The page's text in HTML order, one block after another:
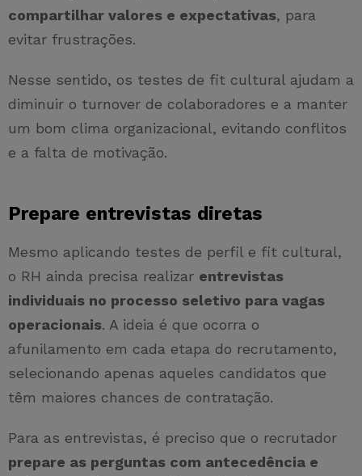
compartilhar valores e expectativas, para
evitar frustrações.
Nesse sentido, os testes de fit cultural ajudam a
diminuir o turnover de colaboradores e a manter
um bom clima organizacional, evitando conflitos
e a falta de motivação.
Prepare entrevistas diretas
Mesmo aplicando testes de perfil e fit cultural,
o RH ainda precisa realizar entrevistas
individuais no processo seletivo para vagas
operacionais. A ideia é que ocorra o
afunilamento em cada etapa do recrutamento,
selecionando apenas aqueles candidatos que
têm maiores chances de contratação.
Para as entrevistas, é preciso que o recrutador
prepare as perguntas com antecedência e